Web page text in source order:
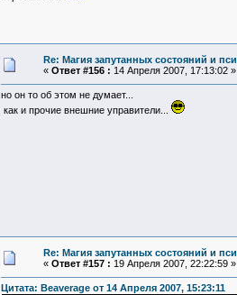
Re: Магия запутанных состояний и
« Ответ #156 : 14 Апреля 2007, 17:13:02 »
но он то об этом не думает...
как и прочие внешние управители...
Re: Магия запутанных состояний и
« Ответ #157 : 19 Апреля 2007, 22:22:59 »
Цитата: Beaverage от 14 Апреля 2007, 15:23:11